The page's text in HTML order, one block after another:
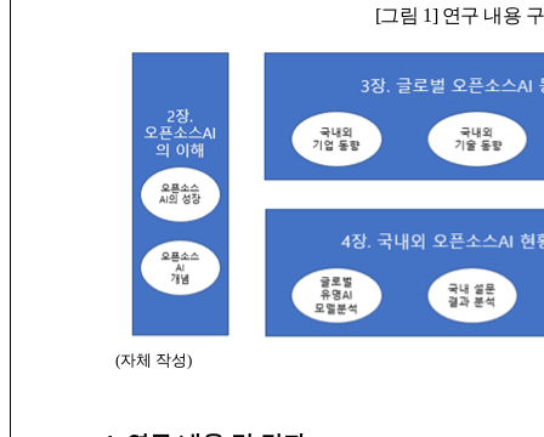
(자체 작성)
[그림 1] 연구 내용